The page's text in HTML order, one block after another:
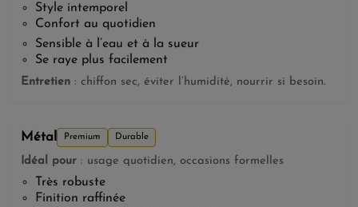
Style intemporel
Confort au quotidien
Sensible à l’eau et à la sueur
Se raye plus facilement
Entretien : chiffon sec, éviter l’humidité, nourrir si besoin.
Métal Premium Durable
Idéal pour : usage quotidien, occasions formelles
Très robuste
Finition raffinée